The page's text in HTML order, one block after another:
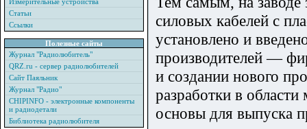
Статьи
Ссылки
Полезные сайты
Журнал "Радиолюбитель"
QRZ.ru - сервер радиолюбителей
Сайт Паяльник
Журнал "Радио"
CHIPINFO - электронные компоненты
и радиодетали
Библиотека радиолюбителя
силовых кабелей с
установлено и
производителей —
и создании нового
разработки в
основы для выпуска